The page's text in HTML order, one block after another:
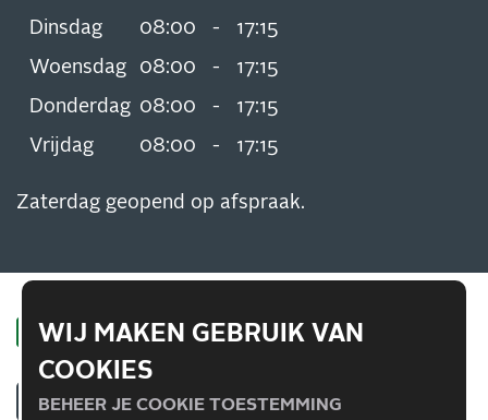
Dinsdag
08:00 -
17:15
Woensdag
08:00 -
17:15
Donderdag 08:00 -
17:15
Vrijdag
08:00 - 17:15
Zaterdag geopend op afspraak.
WIJ MAKEN GEBRUIK VAN
COOKIES
BEHEER JE COOKIE TOESTEMMING